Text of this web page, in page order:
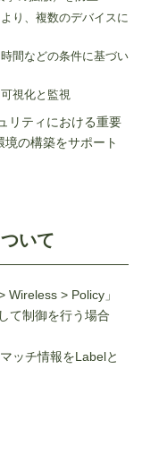
り、複数のデバイスに
間などの条件に基づい
視化と監視
リティにおける重要
の構築をサポート
いて
> Policy」
て制御を行う場合
ッチ情報をLabelと